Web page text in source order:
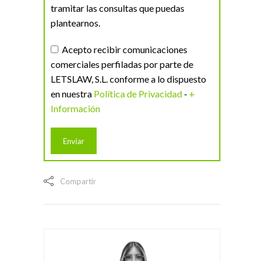
tramitar las consultas que puedas
plantearnos.
Acepto recibir comunicaciones
comerciales perfiladas por parte de
LETSLAW, S.L. conforme a lo dispuesto
en nuestra Política de Privacidad - +
Información
Compartir